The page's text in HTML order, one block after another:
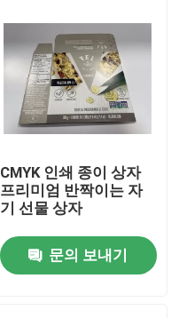
CMYK 인쇄 종이 상자
프리미엄 반짝이는 자
기 선물 상자
문의 보내기